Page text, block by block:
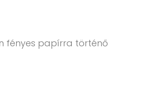
fényes papírra történő